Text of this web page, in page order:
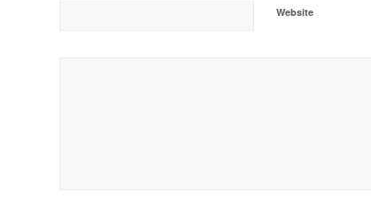
Website